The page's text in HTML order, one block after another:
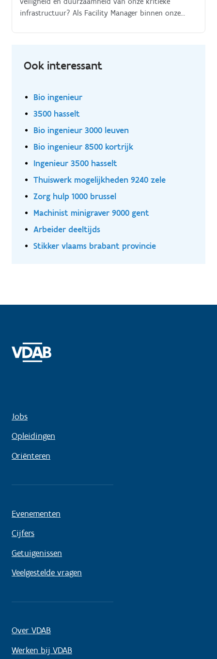
infrastructuur? Als Facility Manager binnen onze
binnen onze productieomgevingen.
Ook interessant
Bio ingenieur
3500 hasselt
Bio ingenieur 3000 leuven
Bio ingenieur 8500 kortrijk
Ingenieur 3500 hasselt
Thuiswerk mogelijkheden 9240 zele
Zorg hulp 1000 brussel
Machinist minigraver 9000 gent
Arbeider deeltijds
Stikker vlaams brabant provincie
Jobs
Opleidingen
Oriënteren
Evenementen
Cijfers
Getuigenissen
Veelgestelde vragen
Over VDAB
Werken bij VDAB